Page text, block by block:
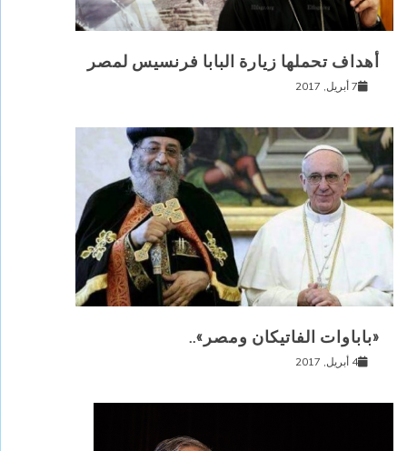
أهداف تحملها زيارة البابا فرنسيس لمصر
7 أبريل, 2017
«باباوات الفاتيكان ومصر»..
4 أبريل, 2017